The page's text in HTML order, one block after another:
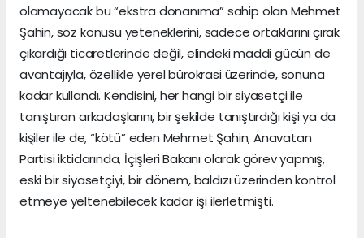
olamayacak bu “ekstra donanıma” sahip olan Mehmet
Şahin, söz konusu yeteneklerini, sadece ortaklarını çırak
çıkardığı ticaretlerinde değil, elindeki maddi gücün de
avantajıyla, özellikle yerel bürokrasi üzerinde, sonuna
kadar kullandı. Kendisini, her hangi bir siyasetçi ile
tanıştıran arkadaşlarını, bir şekilde tanıştırdığı kişi ya da
kişiler ile de, “kötü” eden Mehmet Şahin, Anavatan
Partisi iktidarında, İçişleri Bakanı olarak görev yapmış,
eski bir siyasetçiyi, bir dönem, baldızı üzerinden kontrol
etmeye yeltenebilecek kadar işi ilerletmişti.